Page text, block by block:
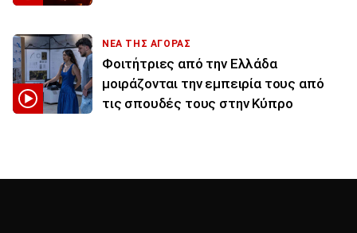
ΝΕΑ ΤΗΣ ΑΓΟΡΑΣ
Φοιτήτριες από την Ελλάδα
μοιράζονται την εμπειρία τους από
τις σπουδές τους στην Κύπρο